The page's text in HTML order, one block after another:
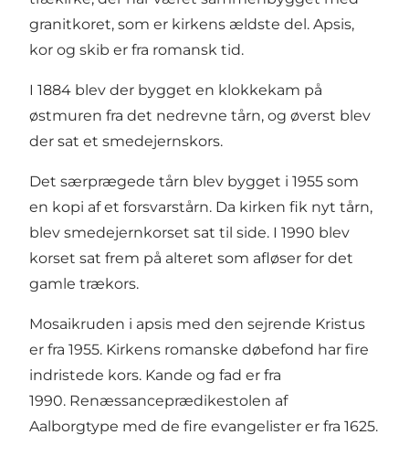
granitkoret, som er kirkens ældste del. Apsis,
kor og skib er fra romansk tid.
I 1884 blev der bygget en klokkekam på
østmuren fra det nedrevne tårn, og øverst blev
der sat et smedejernskors.
Det særprægede tårn blev bygget i 1955 som
en kopi af et forsvarstårn. Da kirken fik nyt tårn,
blev smedejernkorset sat til side. I 1990 blev
korset sat frem på alteret som afløser for det
gamle trækors.
Mosaikruden i apsis med den sejrende Kristus
er fra 1955. Kirkens romanske døbefond har fire
indristede kors. Kande og fad er fra
1990. Renæssanceprædikestolen af
Aalborgtype med de fire evangelister er fra 1625.